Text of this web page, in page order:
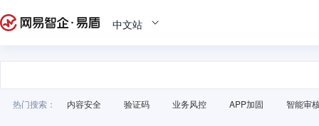
中文站
热门搜索： 内容安全 验证码 业务风控 APP加固 智能审